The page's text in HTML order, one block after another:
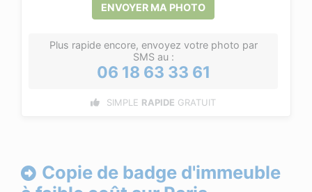
ENVOYER MA PHOTO
Plus rapide encore, envoyez votre photo par
SMS au :
06 18 63 33 61
SIMPLE RAPIDE GRATUIT
Copie de badge d'immeuble